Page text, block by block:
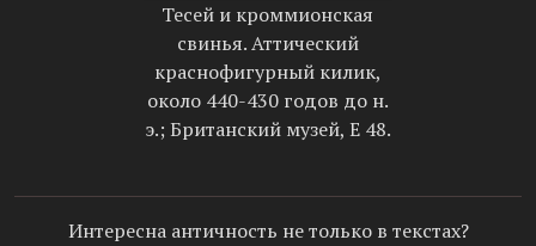
Тесей и кроммионская
свинья. Аттический
краснофигурный килик,
около 440-430 годов до н.
э.; Британский музей, E 48.
Интересна античность не только в текстах?